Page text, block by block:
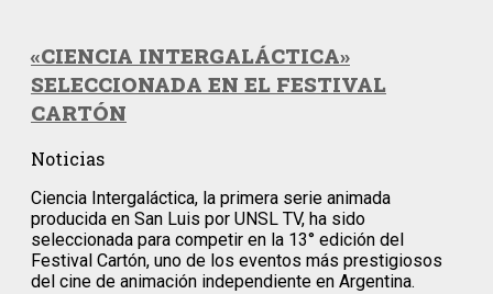
«CIENCIA INTERGALÁCTICA»
SELECCIONADA EN EL FESTIVAL
CARTÓN
Noticias
Ciencia Intergaláctica, la primera serie animada
producida en San Luis por UNSL TV, ha sido
seleccionada para competir en la 13° edición del
Festival Cartón, uno de los eventos más prestigiosos
del cine de animación independiente en Argentina.